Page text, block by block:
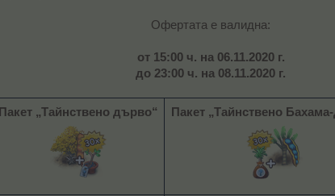
Офертата е валидна:
от 15:00 ч. на 06.11.2020 г.
до 23:00 ч. на 08.11.2020 г.
Пакет „Тайнствено дърво“ Пакет „Тайнствено